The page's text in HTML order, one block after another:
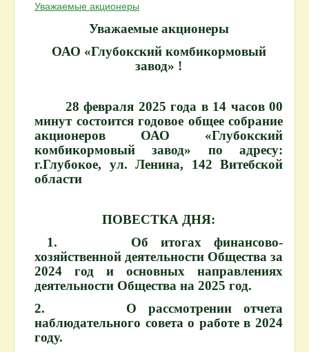
Уважаемые акционеры
Уважаемые акционеры
ОАО «Глубокский комбикормовый
завод» !
28 февраля 2025 года в 14 часов 00
минут состоится годовое общее собрание
акционеров ОАО «Глубокский
комбикормовый завод» по адресу:
г.Глубокое, ул. Ленина, 142 Витебской
области
ПОВЕСТКА ДНЯ:
1. Об итогах финансово-
хозяйственной деятельности Общества за
2024 год и основных направлениях
деятельности Общества на 2025 год.
2. О рассмотрении отчета
наблюдательного совета о работе в 2024
году.